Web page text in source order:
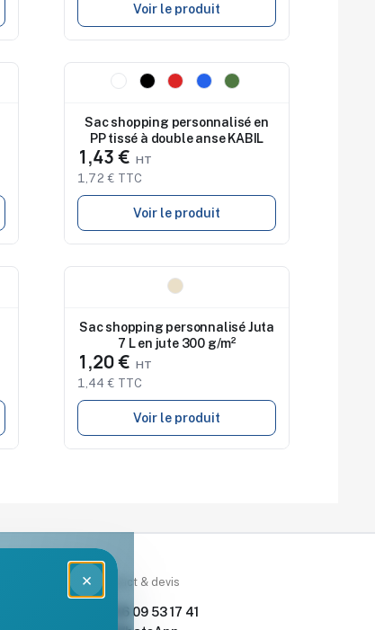
Voir le produit
Nouveau
Sac shopping personnalisé en
PP tissé à double anse KABIL
1,43 €
1,72 € TTC
Voir le produit
Sac shopping personnalisé Juta
7 L en jute 300 g/m²
1,20 €
1,44 € TTC
Voir le produit
× Contact & devis
06 09 53 17 41